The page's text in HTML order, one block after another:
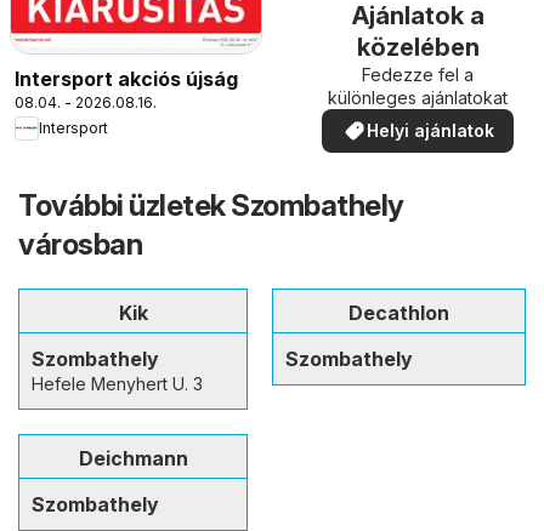
Intersport akciós újság
08.04. - 2026.08.16.
Intersport
Ajánlatok a
közelében
Fedezze fel a
különleges ajánlatokat
Helyi ajánlatok
További üzletek Szombathely
városban
Kik
Szombathely
Hefele Menyhert U. 3
Decathlon
Szombathely
Deichmann
Szombathely